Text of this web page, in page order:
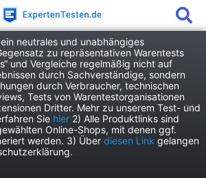
Gartengeräte Rasenlüfter
Test – so
Sie Ihren Rasen
Vergleich der
neutrales und unabhängiges
zu repräsentativen Warentests
und Vergleiche regelmäßig nicht auf
durch Sachverständige, sondern
durch Verbraucher, technischen
Tests von Warentestorganisationen
Dritter. Mehr zu unserem Test- und
Sie hier 2) Alle Produktlinks sind
Online-Shops, mit denen ggf.
werden. 3) Über diesen Link gelangen